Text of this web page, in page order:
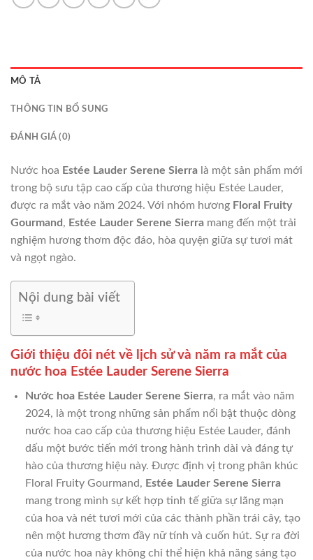
MÔ TẢ
THÔNG TIN BỔ SUNG
ĐÁNH GIÁ (0)
Nước hoa Estée Lauder Serene Sierra là một sản phẩm mới
trong bộ sưu tập cao cấp của thương hiệu Estée Lauder,
được ra mắt vào năm 2024. Với nhóm hương Floral Fruity
Gourmand , Estée Lauder Serene Sierra mang đến một trải
nghiệm hương thơm độc đáo, hòa quyện giữa sự tươi mát
và ngọt ngào.
Nội dung bài viết
Giới thiệu đôi nét về lịch sử và năm ra mắt của
nước hoa Estée Lauder Serene Sierra
Nước hoa Estée Lauder Serene Sierra, ra mắt vào năm
2024, là một trong những sản phẩm nổi bật thuộc dòng
nước hoa cao cấp của thương hiệu Estée Lauder, đánh
dấu một bước tiến mới trong hành trình dài và đáng tự
hào của thương hiệu này. Được định vị trong phân khúc
Floral Fruity Gourmand, Estée Lauder Serene Sierra
mang trong mình sự kết hợp tinh tế giữa sự lãng mạn
của hoa và nét tươi mới của các thành phần trái cây, tạo
nên một hương thơm đầy nữ tính và cuốn hút. Sự ra đời
của nước hoa này không chỉ thể hiện khả năng sáng tạo